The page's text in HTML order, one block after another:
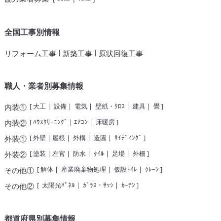
全国工事別情報
リフォーム工事| 新築工事| 原状回復工事
職人・業者別募集情報
内装①[ 大工| 設備| 電気| 壁紙・ｸﾛｽ | 建具| 畳]
内装②[ﾊｳｽｸﾘｰﾆﾝｸﾞ | ｴｱｺﾝ | 床暖房]
外装①[外壁| 屋根 | 外構| 造園 | ｻｲﾃﾞｨﾝｸﾞ ]
外装②[塗装 | 左官 | 防水| ﾀｲﾙ | 足場| 外柵 ]
その他①[解体| 産業廃棄物処理 | 仮設ﾄｲﾚ | ｸﾚｰﾝ ]
その他②[ 太陽光ﾊﾟﾈﾙ | ｶﾞﾗｽ・ｻｯｼ | ｶｰﾃﾝ ]
都道府県別募集情報